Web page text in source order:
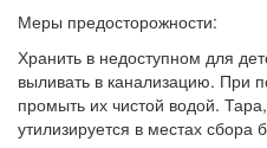
Меры предосторожности:
Хранить в недоступном для
выливать в канализацию. При
промыть их чистой водой.
утилизируется в местах сбора